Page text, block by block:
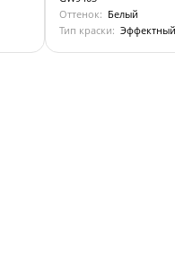
Оттенок: Белый
Тип краски: Эффектный